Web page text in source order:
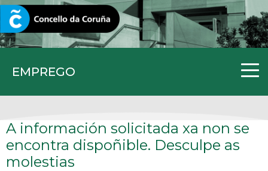
EMPREGO
CORUNA.GAL
A información solicitada xa non se
encontra dispoñible. Desculpe as
molestias